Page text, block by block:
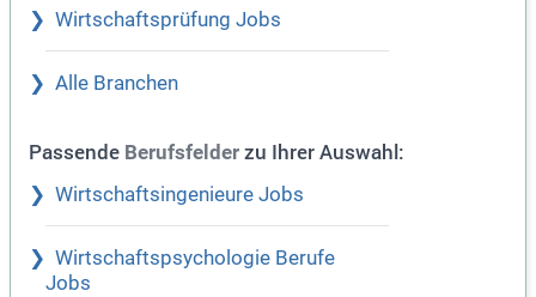
Wirtschaftsprüfung Jobs
Alle Branchen
Passende Berufsfelder zu Ihrer Auswahl:
Wirtschaftsingenieure Jobs
Wirtschaftspsychologie Berufe
Jobs